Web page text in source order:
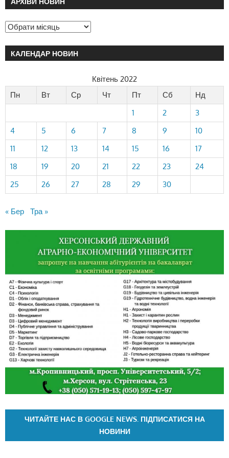
КАЛЕНДАР НОВИН
Квітень 2022
Пн
Вт Ср Чт Пт Сб
Нд
1
2
3
4
5 6 7 8 9
10
11
12 13 14 15 16
17
18
19 20 21 22 23
24
25
26 27 28 29 30
« Бер Тра »
ЧИТАЙТЕ НАС В GOOGLE NEWS. ПІДПИСАТИСЯ НА
НОВИНИ